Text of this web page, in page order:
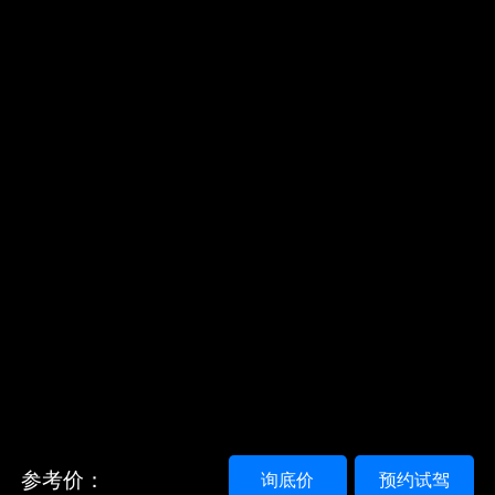
参考价： 预约试驾
询底价